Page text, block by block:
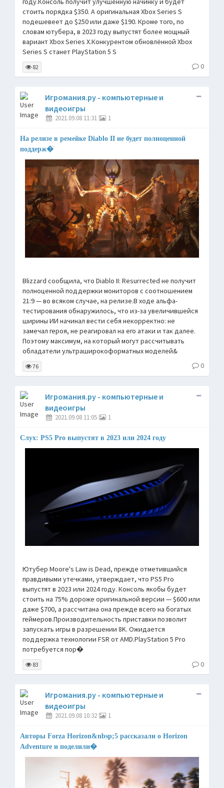
стоить порядка $350. А оригинальная Xbox Series S
подешевеет до $250 или даже $190. Кроме того, по
словам ютубера, в 2023 году выпустят более мощный
вариант Xbox Series X.Конкурентом обновлённой Xbox
Series S станет PlayStation 5 S
82 0
Игромания.ру - компьютерные и
видеоигры
2021.09.08 11:31 1
На релизе в ремейке Diablo II не будет полноценной
поддерж�
Blizzard сообщила, что Diablo II: Resurrected не получит
полноценной поддержки мониторов с соотношением
21:9 — во всяком случае, на релизе.В ходе альфа-
тестирования обнаружилось, что из-за увеличившейся
ширины ИИ начинал вести себя некорректно: не
замечал героя, не реагировал на его атаки и так далее.
Поэтому максимум, на который могут рассчитывать
обладатели ультраширокоформатных моделей&
76 0
Игромания.ру - компьютерные и
видеоигры
2021.09.08 11:05 1
Слух: PS5 Pro выпустят в 2023 или 2024 году
Ютубер Moore's Law is Dead, прежде отметившийся
правдивыми утечками, утверждает, что PS5 Pro
выпустят в 2023 или 2024 году. Консоль якобы будет
стоить на 75% дороже оригинальной версии — $600 или
даже $700, а рассчитана она прежде всего на богатых
геймеров.Производительность приставки позволит
запускать игры в разрешении 8K. Ожидается
поддержка технологии FSR от AMD.PlayStation 5 Pro
потребуется пор�
83 0
Игромания.ру - компьютерные и
видеоигры
2021.09.08 10:32 1
Авторы Forza Horizon&nbsp;5 рассказали о Horizon
Adventure и поделили�